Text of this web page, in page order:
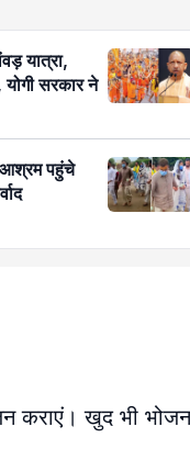
यात्रा,
सरकार ने
आश्रम पहुंचे
कराएं। खुद भी भोजन